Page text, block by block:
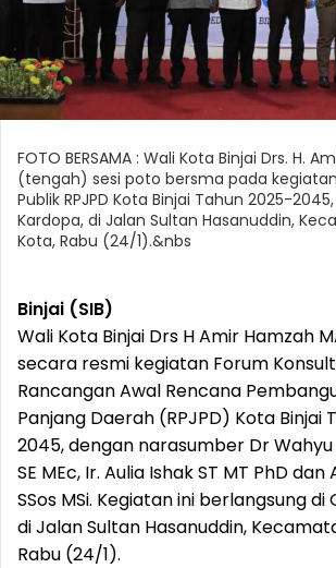
FOTO BERSAMA : Wali Kota Binjai Drs. H.
(tengah) sesi poto bersma pada
Publik RPJPD Kota Binjai Tahun 2025-
Kardopa, di Jalan Sultan Hasanuddin,
Kota, Rabu (24/1).&nbs
Binjai (SIB)
Wali Kota Binjai Drs H Amir Hamzah
secara resmi kegiatan Forum
Rancangan Awal Rencana
Panjang Daerah (RPJPD) Kota Binjai
2045, dengan narasumber Dr
SE MEc, Ir. Aulia Ishak ST MT PhD dan
SSos MSi. Kegiatan ini berlangsung
di Jalan Sultan Hasanuddin,
Rabu (24/1).